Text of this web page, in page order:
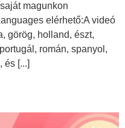
magunkon
elérhető:A videó
görög, holland, észt,
román, spanyol,
és [...]